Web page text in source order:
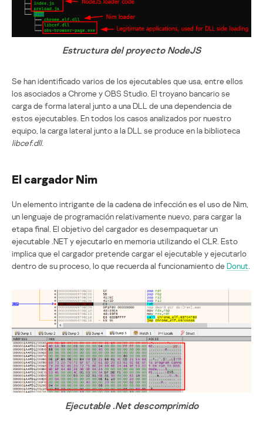
Estructura del proyecto NodeJS
Se han identificado varios de los ejecutables que usa, entre ellos
los asociados a Chrome y OBS Studio. El troyano bancario se
carga de forma lateral junto a una DLL de una dependencia de
estos ejecutables. En todos los casos analizados por nuestro
equipo, la carga lateral junto a la DLL se produce en la biblioteca
libcef.dll.
El cargador Nim
Un elemento intrigante de la cadena de infección es el uso de Nim,
un lenguaje de programación relativamente nuevo, para cargar la
etapa final. El objetivo del cargador es desempaquetar un
ejecutable .NET y ejecutarlo en memoria utilizando el CLR. Esto
implica que el cargador pretende cargar el ejecutable y ejecutarlo
dentro de su proceso, lo que recuerda al funcionamiento de Donut.
Ejecutable .Net descomprimido